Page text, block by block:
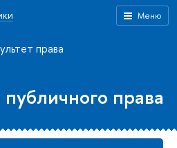
Меню
права
права